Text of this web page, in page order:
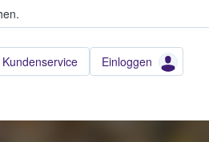
Kundenservice Einloggen